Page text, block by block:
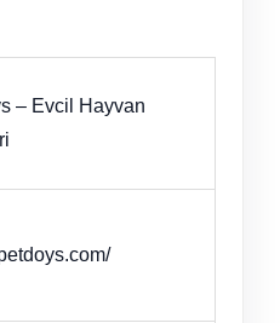
– Evcil Hayvan